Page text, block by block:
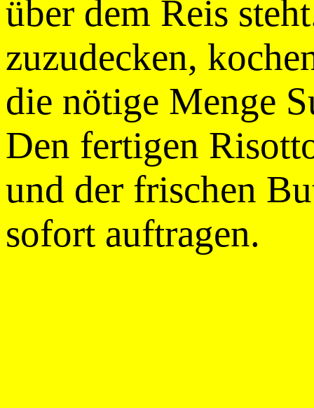
über dem Reis
zuzudecken,
die nötige Menge
Den fertigen
und der frischen
sofort auftragen.